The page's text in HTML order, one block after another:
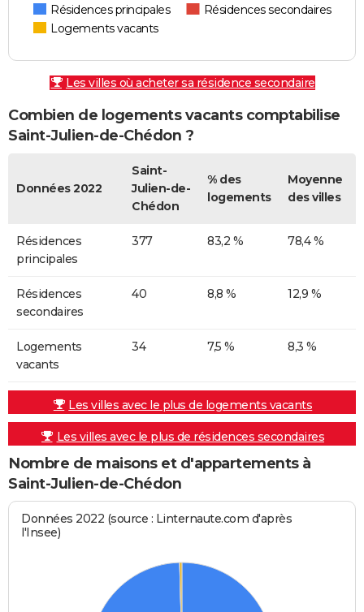
Résidences principales
Résidences secondaires
Logements vacants
Les villes où acheter sa résidence secondaire
Combien de logements vacants comptabilise
Saint-Julien-de-Chédon ?
Données 2022
Saint-
Julien-de-
Chédon
% des
logements
Moyenne
des villes
Résidences
principales
377 83,2 % 78,4 %
Résidences
secondaires
40 8,8 % 12,9 %
Logements
vacants
34 7,5 % 8,3 %
Les villes avec le plus de logements vacants
Les villes avec le plus de résidences secondaires
Nombre de maisons et d'appartements à
Saint-Julien-de-Chédon
Données 2022 (source : Linternaute.com d'après
l'Insee)